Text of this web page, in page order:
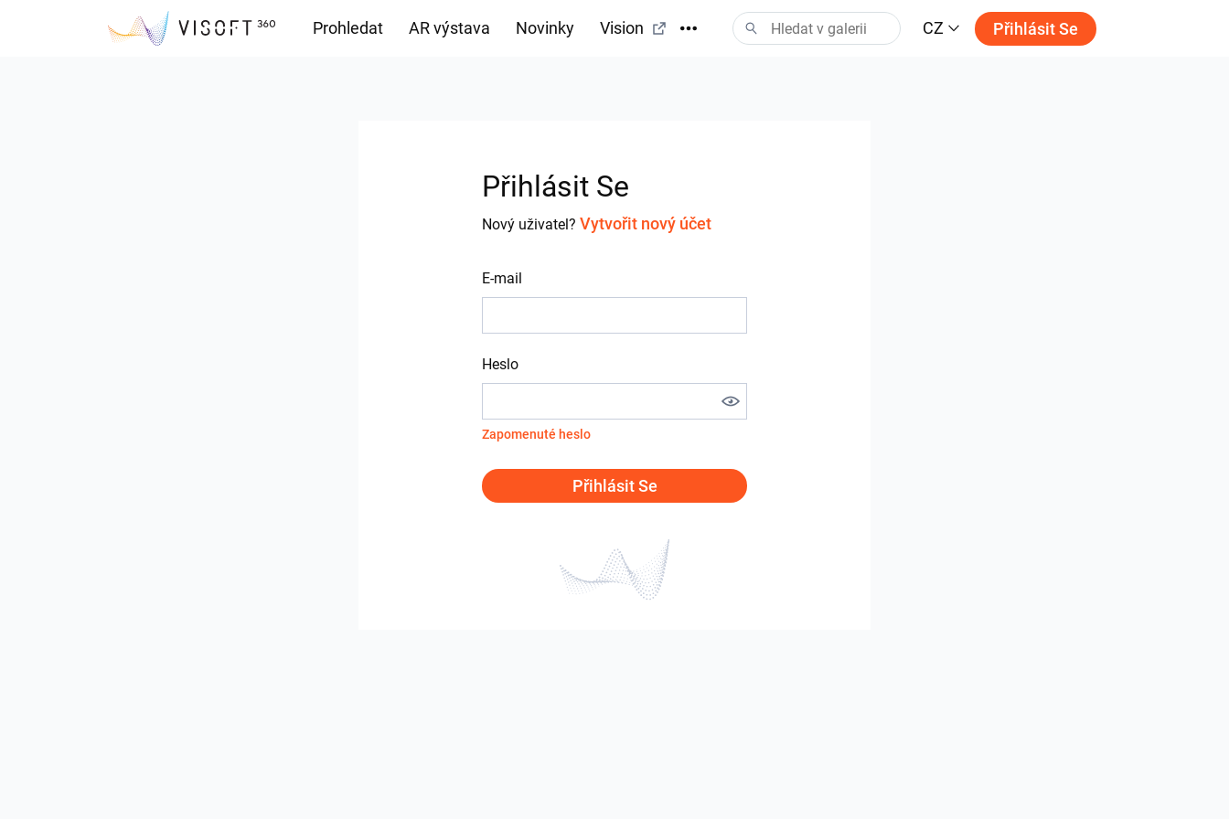
Prohledat AR výstava Novinky Vision CZ Přihlásit Se
Přihlásit Se
Nový uživatel? Vytvořit nový účet
E-mail
Heslo
Zapomenuté heslo
Přihlásit Se